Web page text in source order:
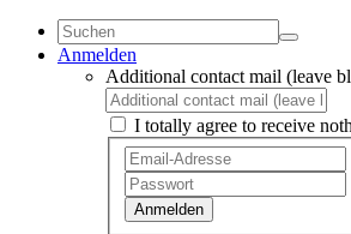
Anmelden
Additional contact mail (leave
I totally agree to receive
Anmelden